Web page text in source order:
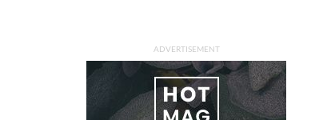
ADVERTISEMENT